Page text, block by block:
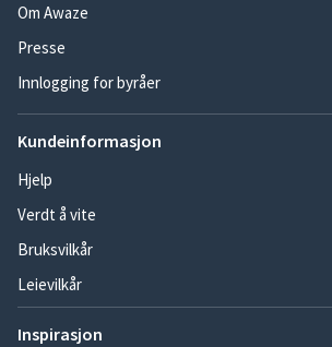
Om Awaze
Presse
Innlogging for byråer
Kundeinformasjon
Hjelp
Verdt å vite
Bruksvilkår
Leievilkår
Inspirasjon